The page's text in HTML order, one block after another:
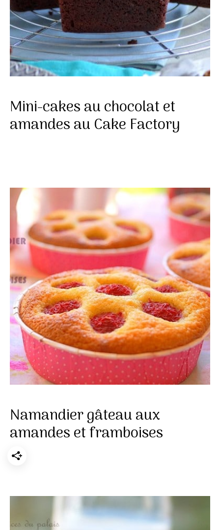
Mini-cakes au chocolat et
amandes au Cake Factory
Namandier gâteau aux
amandes et framboises